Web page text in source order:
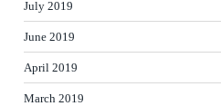
July 2019
June 2019
April 2019
March 2019